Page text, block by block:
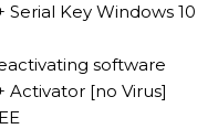
Key Windows 10
software
Activator [no Virus]